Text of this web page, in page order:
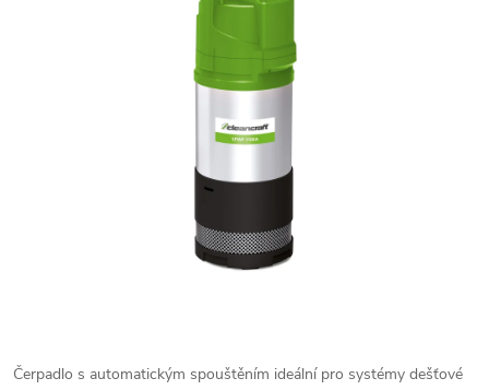
Čerpadlo s automatickým spouštěním ideální pro systémy dešťové